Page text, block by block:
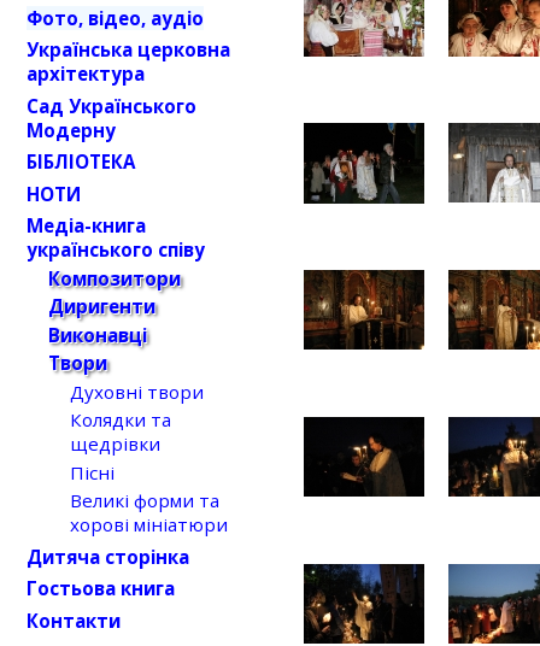
Фото, відео, аудіо
Українська церковна
архітектура
Сад Українського
Модерну
БІБЛІОТЕКА
НОТИ
Медіа-книга
українського співу
Композитори
Диригенти
Виконавці
Твори
Духовні твори
Колядки та
щедрівки
Пісні
Великі форми та
хорові мініатюри
Дитяча сторінка
Гостьова книга
Контакти